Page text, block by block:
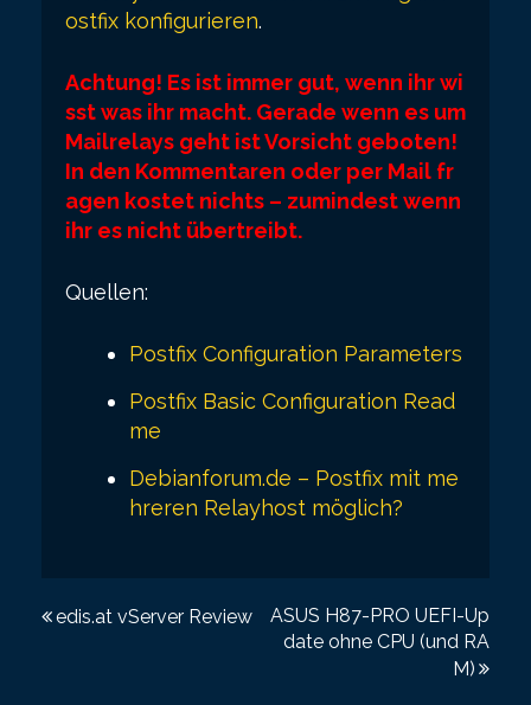
ostfix konfigurieren.
Achtung! Es ist immer gut, wenn ihr wi
sst was ihr macht. Gerade wenn es um
Mailrelays geht ist Vorsicht geboten!
In den Kommentaren oder per Mail fr
agen kostet nichts – zumindest wenn
ihr es nicht übertreibt.
Quellen:
Postfix Configuration Parameters
Postfix Basic Configuration Read
me
Debianforum.de – Postfix mit me
hreren Relayhost möglich?
Pedis.at vServer Review
ASUS H87-PRO UEFI-Up
date ohne CPU (und RA
M)